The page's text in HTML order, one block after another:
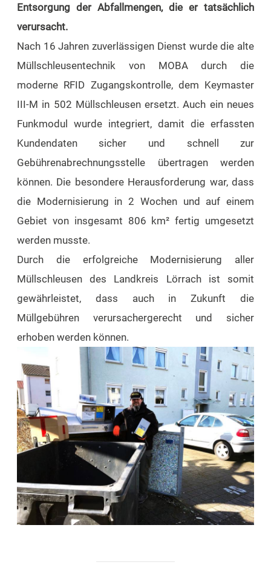
Entsorgung der Abfallmengen, die er tatsächlich
verursacht.
Nach 16 Jahren zuverlässigen Dienst wurde die alte
Müllschleusentechnik von MOBA durch die
moderne RFID Zugangskontrolle, dem Keymaster
III-M in 502 Müllschleusen ersetzt. Auch ein neues
Funkmodul wurde integriert, damit die erfassten
Kundendaten sicher und schnell zur
Gebührenabrechnungsstelle übertragen werden
können. Die besondere Herausforderung war, dass
die Modernisierung in 2 Wochen und auf einem
Gebiet von insgesamt 806 km² fertig umgesetzt
werden musste.
Durch die erfolgreiche Modernisierung aller
Müllschleusen des Landkreis Lörrach ist somit
gewährleistet, dass auch in Zukunft die
Müllgebühren verursachergerecht und sicher
erhoben werden können.